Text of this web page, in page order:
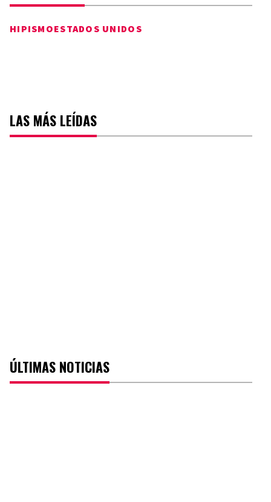
HIPISMOESTADOS UNIDOS
LAS MÁS LEÍDAS
ÚLTIMAS NOTICIAS